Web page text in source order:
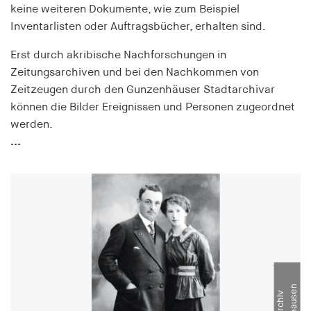
keine weiteren Dokumente, wie zum Beispiel
Inventarlisten oder Auftragsbücher, erhalten sind.
Erst durch akribische Nachforschungen in
Zeitungsarchiven und bei den Nachkommen von
Zeitzeugen durch den Gunzenhäuser Stadtarchivar
können die Bilder Ereignissen und Personen zugeordnet
werden.
...